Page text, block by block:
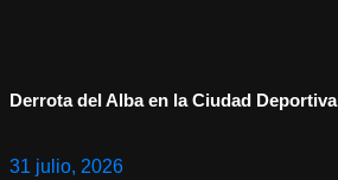
Derrota del Alba en la Ciudad Deportiva
31 julio, 2026